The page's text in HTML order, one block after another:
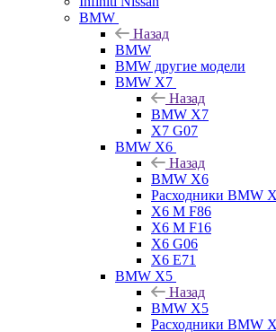
BMW
Назад
BMW
BMW другие модели
BMW X7
Назад
BMW X7
X7 G07
BMW X6
Назад
BMW X6
Расходники BMW
X6 M F86
X6 M F16
X6 G06
X6 E71
BMW X5
Назад
BMW X5
Расходники BMW